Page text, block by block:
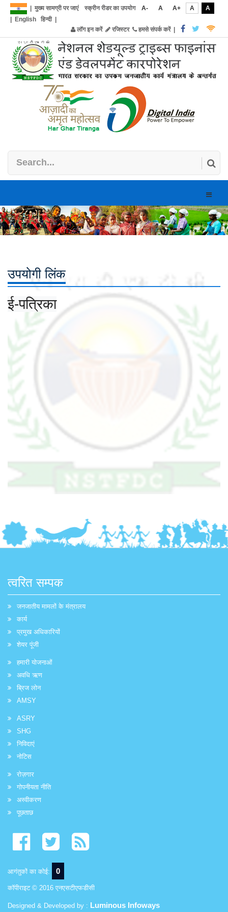
मुख्य सामग्री पर जाएं स्क्रीन रीडर का उपयोग A- A A+ A
A
English हिन्दी|
लॉग इन करें
रजिस्टर हमसे संपर्क करें|
Toggle
उपयोगी लिंक
ई-पत्रिका
त्वरित सम्पक
जनजातीय मामलों के मंत्रालय
कार्य
प्रमुख अधिकारियों
शेयर पूंजी
हमारी योजनाओं
अवधि ऋण
ब्रिज लोन
AMSY
ASRY
SHG
निविदाएं
नोटिस
रोज़गार
गोपनीयता नीति
अस्वीकरण
पूछताछ
आगंतुकों का कोई: 0
कॉपीराइट © 2016 एनएसटीएफडीसी
Designed & Developed by : Luminous Infoways